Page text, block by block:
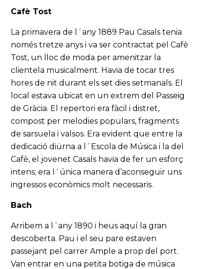
Cafè Tost
La primavera de l´any 1889 Pau Casals tenia
només tretze anys i va ser contractat pel Cafè
Tost, un lloc de moda per amenitzar la
clientela musicalment. Havia de tocar tres
hores de nit durant els set dies setmanals. El
local estava ubicat en un extrem del Passeig
de Gràcia. El repertori era fàcil i distret,
compost per melodies populars, fragments
de sarsuela i valsos. Era evident que entre la
dedicació diürna a l´Escola de Música i la del
Cafè, el jovenet Casals havia de fer un esforç
intens; era l´única manera d’aconseguir uns
ingressos econòmics molt necessaris.
Bach
Arribem a l´any 1890 i heus aquí la gran
descoberta. Pau i el seu pare estaven
passejant pel carrer Ample a prop del port.
Van entrar en una petita botiga de música